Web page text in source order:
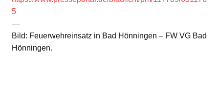
5
—
Bild: Feuerwehreinsatz in Bad Hönningen – FW VG Bad
Hönningen.